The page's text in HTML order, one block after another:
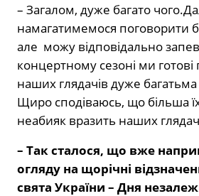
– Загалом, дуже багато
намагатимемося поговорити
але можу відповідально
концертному сезоні ми готові
наших глядачів дуже
Щиро сподіваюсь, що більша
неабияк вразить наших
– Так сталося, що вже
огляду на щорічні
свята України – Дня